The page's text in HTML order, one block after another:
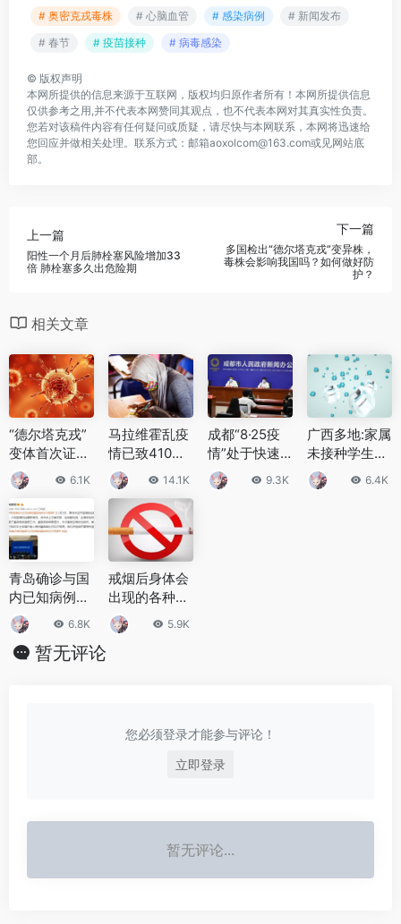
# 奥密克戎毒株
# 心脑血管 # 感染病例
# 新闻发布
# 春节
# 疫苗接种 # 病毒感染
© 版权声明
本网所提供的信息来源于互联网，版权均归原作者所有！本网所提供信息
仅供参考之用,并不代表本网赞同其观点，也不代表本网对其真实性负责。
您若对该稿件内容有任何疑问或质疑，请尽快与本网联系，本网将迅速给
您回应并做相关处理。联系方式：邮箱aoxolcom@163.com或见网站底
部。
上一篇
阳性一个月后肺栓塞风险增加33
倍 肺栓塞多久出危险期
下一篇
多国检出“德尔塔克戎”变异株，
毒株会影响我国吗？如何做好防
护？
相关文章
“德尔塔克戎”
变体首次证
实，美国和欧
洲都已报告相
关病例
6.1K
马拉维霍乱疫
情已致410人
死亡 全球每年
有130万至40
0万霍乱病例
14.1K
成都“8·25疫
情”处于快速
上升阶段 累计
报告阳性病例
9.3K
广西多地:家属
未接种学生暂
缓入学！具体
是怎么回事？
6.4K
青岛确诊与国
内已知病例均
不同源，一家
3口均为奥密
克戎变异株
6.8K
戒烟后身体会
出现的各种变
化，戒烟后该
如何调理身体
5.9K
暂无评论
您必须登录才能参与评论！
立即登录
暂无评论...